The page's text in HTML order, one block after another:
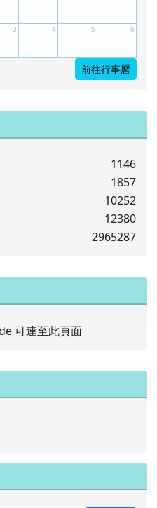
3 4 5 6
前往行事曆
1146
1857
10252
12380
2965287